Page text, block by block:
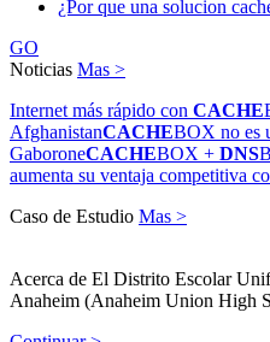
¿Por que una solucion
GO
Noticias Mas >
Internet más rápido con CACHE
AfghanistanCACHEBOX no es
GaboroneCACHEBOX + DNS
aumenta su ventaja competitiva
Caso de Estudio Mas >
Acerca de El Distrito Escolar
Anaheim (Anaheim Union High